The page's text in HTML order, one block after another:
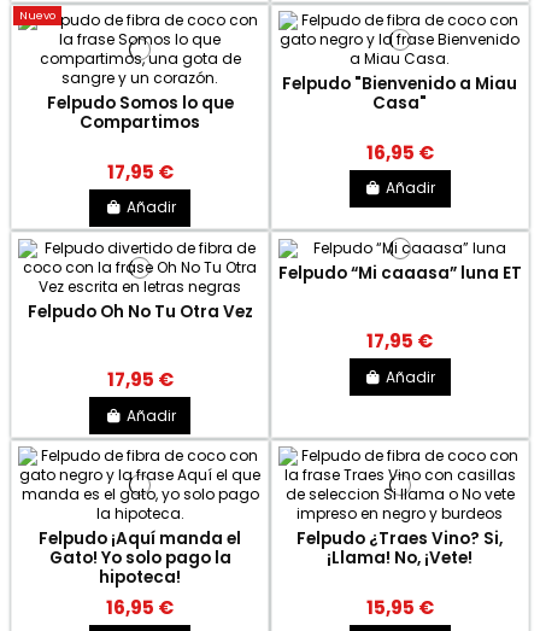
Nuevo
Felpudo Somos lo que
Compartimos
17,95 €
Añadir
Felpudo "Bienvenido a Miau
Casa"
16,95 €
Añadir
Felpudo Oh No Tu Otra Vez
17,95 €
Añadir
Felpudo “Mi caaasa” luna ET
17,95 €
Añadir
Felpudo ¡Aquí manda el
Gato! Yo solo pago la
hipoteca!
16,95 €
Felpudo ¿Traes Vino? Si,
¡Llama! No, ¡Vete!
15,95 €